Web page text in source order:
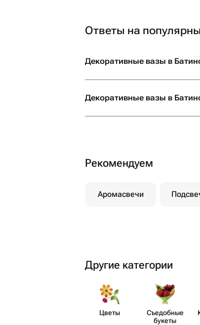
Ответы на
Декоративные вазы в
Декоративные вазы в
Рекомендуем
Аромасвечи
Другие категории
Цветы
Съедобные
букеты